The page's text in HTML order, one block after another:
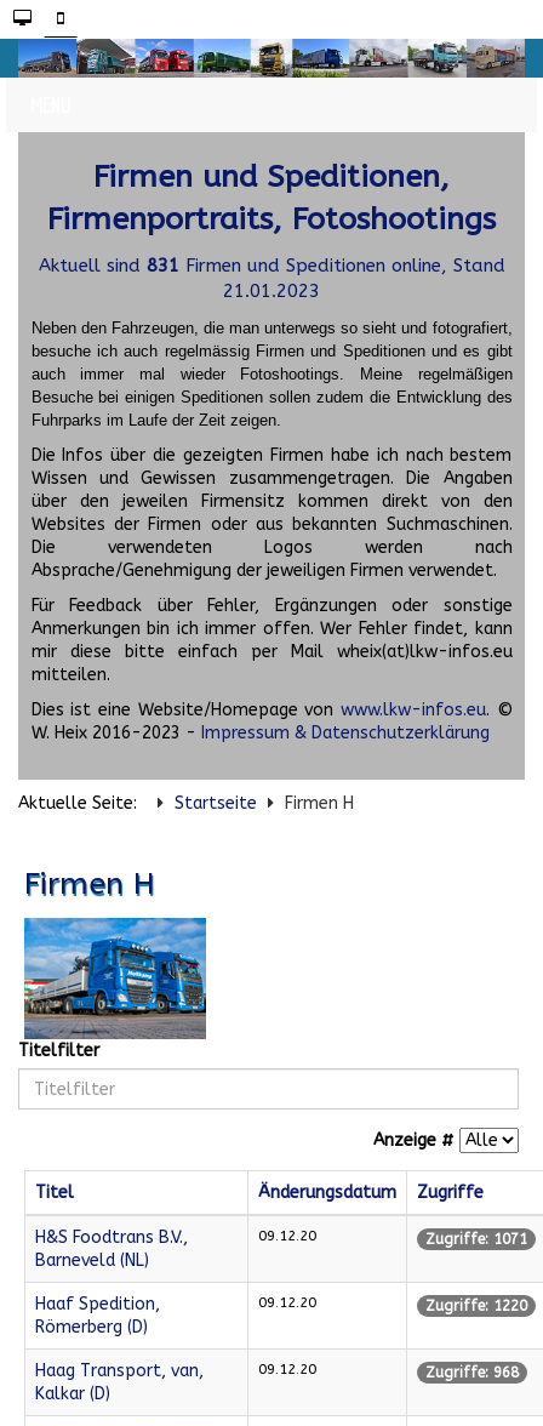
Firmen und Speditionen,
Firmenportraits, Fotoshootings
Aktuell sind 831 Firmen und Speditionen online, Stand
21.01.2023
Neben den Fahrzeugen, die man unterwegs so sieht und fotografiert,
besuche ich auch regelmässig Firmen und Speditionen und es gibt
auch immer mal wieder Fotoshootings.
Meine regelmäßigen
Besuche bei einigen Speditionen sollen zudem die Entwicklung des
Fuhrparks im Laufe der Zeit zeigen.
Die Infos über die gezeigten Firmen habe ich nach bestem
Wissen und Gewissen zusammengetragen. Die Angaben
über den jeweilen Firmensitz kommen direkt von den
Websites der Firmen oder aus bekannten Suchmaschinen.
Die verwendeten Logos werden nach
Absprache/Genehmigung der jeweiligen Firmen verwendet.
Für Feedback über Fehler, Ergänzungen oder sonstige
Anmerkungen bin ich immer offen. Wer Fehler findet, kann
mir diese bitte einfach per Mail wheix(at)lkw-infos.eu
mitteilen.
Dies ist eine Website/Homepage von www.lkw-infos.eu. ©
W. Heix 2016-2023 - Impressum & Datenschutzerklärung
Aktuelle Seite: Startseite Firmen H
Firmen H
Titelfilter
Anzeige #
Titel Änderungsdatum Zugriffe
H&S Foodtrans B.V.,
Barneveld (NL)
09.12.20 Zugriffe: 1071
Haaf Spedition,
Römerberg (D)
09.12.20 Zugriffe: 1220
Haag Transport, van,
Kalkar (D)
09.12.20 Zugriffe: 968